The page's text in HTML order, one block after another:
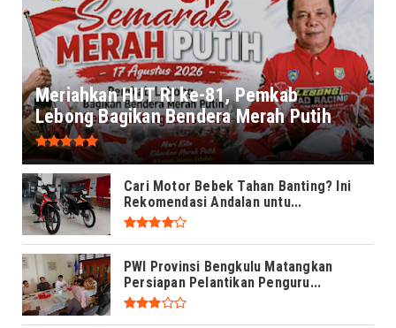
Meriahkan HUT RI ke-81, Pemkab
Lebong Bagikan Bendera Merah Putih
Cari Motor Bebek Tahan Banting? Ini
Rekomendasi Andalan untu...
PWI Provinsi Bengkulu Matangkan
Persiapan Pelantikan Penguru...